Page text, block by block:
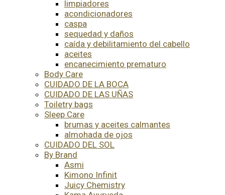
limpiadores
acondicionadores
caspa
sequedad y daños
caída y debilitamiento del cabello
aceites
encanecimiento prematuro
Body Care
CUIDADO DE LA BOCA
CUIDADO DE LAS UÑAS
Toiletry bags
Sleep Care
brumas y aceites calmantes
almohada de ojos
CUIDADO DEL SOL
By Brand
Asmi
Kimono Infinit
Juicy Chemistry